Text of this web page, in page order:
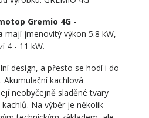
Gremio 4G -
mají jmenovitý výkon 5.8 kW,
4 - 11 kW.
design, a přesto se hodí i do
kachlová
neobyčejně sladěné tvary
Na výběr je několik